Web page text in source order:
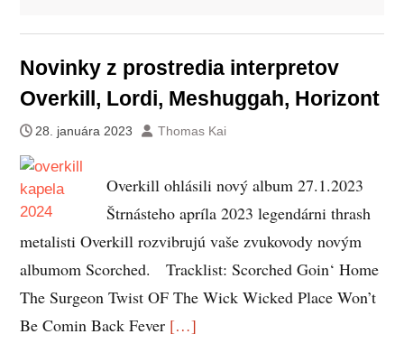
Novinky z prostredia interpretov
Overkill, Lordi, Meshuggah, Horizont
28. januára 2023 Thomas Kai
Overkill ohlásili nový album 27.1.2023
Štrnásteho apríla 2023 legendárni thrash
metalisti Overkill rozvibrujú vaše zvukovody novým
albumom Scorched. Tracklist: Scorched Goin‘ Home
The Surgeon Twist OF The Wick Wicked Place Won’t
Be Comin Back Fever […]